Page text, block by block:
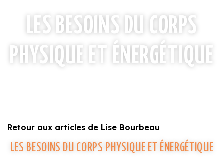
LES BESOINS DU CORPS
PHYSIQUE ET ÉNERGÉTIQUE
Retour aux articles de Lise Bourbeau
LES BESOINS DU CORPS PHYSIQUE ET ÉNERGÉTIQUE